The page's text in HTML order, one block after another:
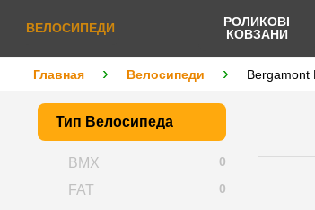
ВЕЛОСИПЕДИ
РОЛИКОВІ
КОВЗАНИ
Главная Велосипеди Bergamont
Тип Велосипеда
0
BMX
0
FAT